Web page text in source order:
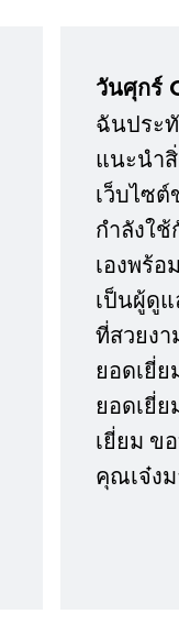
วันศุกร์
ฉันประ
แนะนำ
เว็บไซ
กำลังใ
เองพร้
เป็นผู้ดูแ
ที่สวยง
ยอดเยี่ย
ยอดเยี่
เยี่ยม ข
คุณเจ๋ง